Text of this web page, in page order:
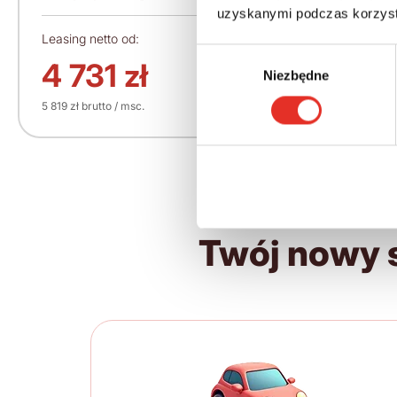
uzyskanymi podczas
Niezbędne
Leasing netto od:
4 731 zł
5 819 zł brutto / msc.
372 616 zł
Twój nowy